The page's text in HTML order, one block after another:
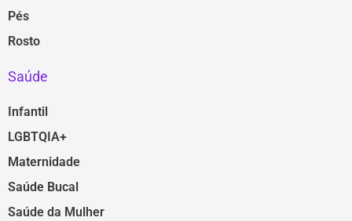
Pés
Rosto
Saúde
Infantil
LGBTQIA+
Maternidade
Saúde Bucal
Saúde da Mulher